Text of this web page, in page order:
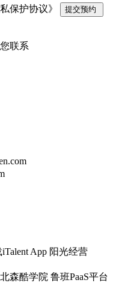
私保护协议》 提交预约
联系
App 阳光经营
北森酷学院 鲁班PaaS平台